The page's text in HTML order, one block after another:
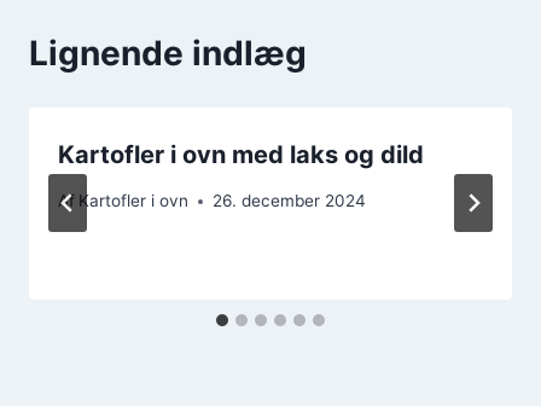
Lignende indlæg
Kartofler i ovn med laks og dild
Af Kartofler i ovn 26. december 2024